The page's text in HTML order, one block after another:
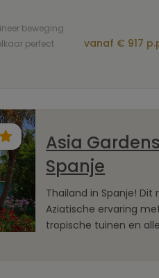
beweging
perfect
vanaf € 917
Asia
Spanje
Thailand in Spanje!
Aziatische ervaring
tropische tuinen en